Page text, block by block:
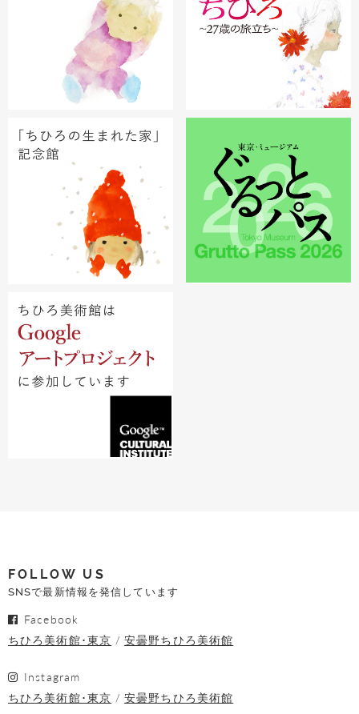
FOLLOW US
SNSで最新情報を発信しています
Facebook
ちひろ美術館･東京
安曇野ちひろ美術館
Instagram
ちひろ美術館･東京
安曇野ちひろ美術館